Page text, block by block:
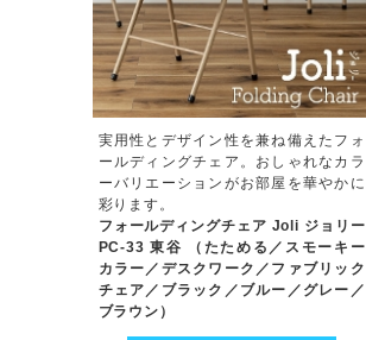
実用性とデザイン性を兼ね備えたフォ
ールディングチェア。おしゃれなカラ
ーバリエーションがお部屋を華やかに
彩ります。
フォールディングチェア Joli ジョリー
PC-33 東谷 （たためる／スモーキー
カラー／デスクワーク／ファブリック
チェア／ブラック／ブルー／グレー／
ブラウン）